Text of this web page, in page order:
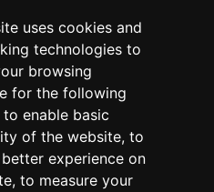
uses cookies and
technologies to
browsing
for the following
to enable basic
of the website, to
experience on
, to measure your
48011 Bilbo